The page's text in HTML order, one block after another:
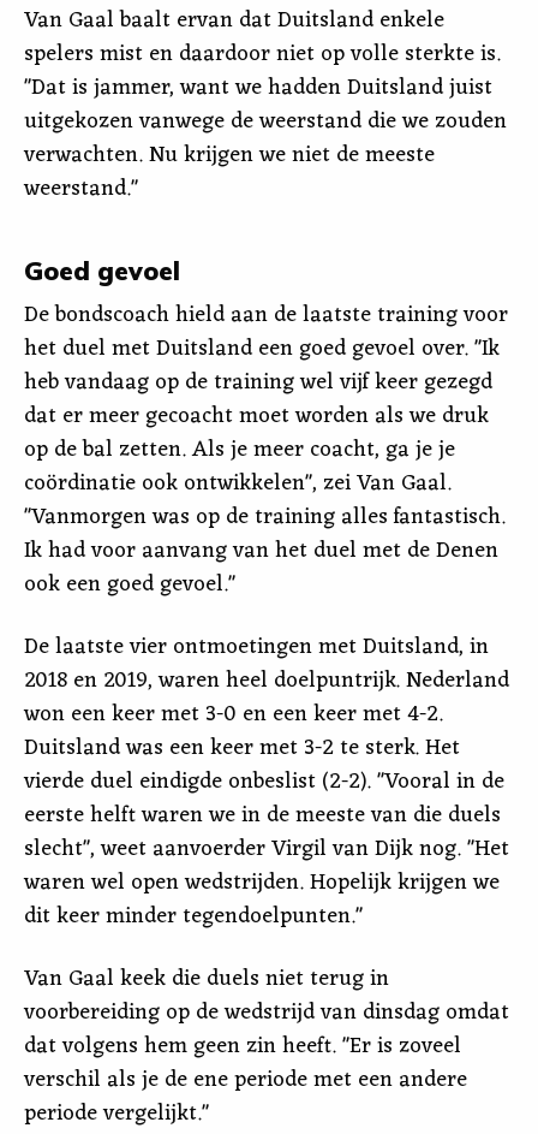
Van Gaal baalt ervan dat Duitsland enkele
spelers mist en daardoor niet op volle sterkte is.
"Dat is jammer, want we hadden Duitsland juist
uitgekozen vanwege de weerstand die we zouden
verwachten. Nu krijgen we niet de meeste
weerstand."
Goed gevoel
De bondscoach hield aan de laatste training voor
het duel met Duitsland een goed gevoel over. "Ik
heb vandaag op de training wel vijf keer gezegd
dat er meer gecoacht moet worden als we druk
op de bal zetten. Als je meer coacht, ga je je
coördinatie ook ontwikkelen", zei Van Gaal.
"Vanmorgen was op de training alles fantastisch.
Ik had voor aanvang van het duel met de Denen
ook een goed gevoel."
De laatste vier ontmoetingen met Duitsland, in
2018 en 2019, waren heel doelpuntrijk. Nederland
won een keer met 3-0 en een keer met 4-2.
Duitsland was een keer met 3-2 te sterk. Het
vierde duel eindigde onbeslist (2-2). "Vooral in de
eerste helft waren we in de meeste van die duels
slecht", weet aanvoerder Virgil van Dijk nog. "Het
waren wel open wedstrijden. Hopelijk krijgen we
dit keer minder tegendoelpunten."
Van Gaal keek die duels niet terug in
voorbereiding op de wedstrijd van dinsdag omdat
dat volgens hem geen zin heeft. "Er is zoveel
verschil als je de ene periode met een andere
periode vergelijkt."